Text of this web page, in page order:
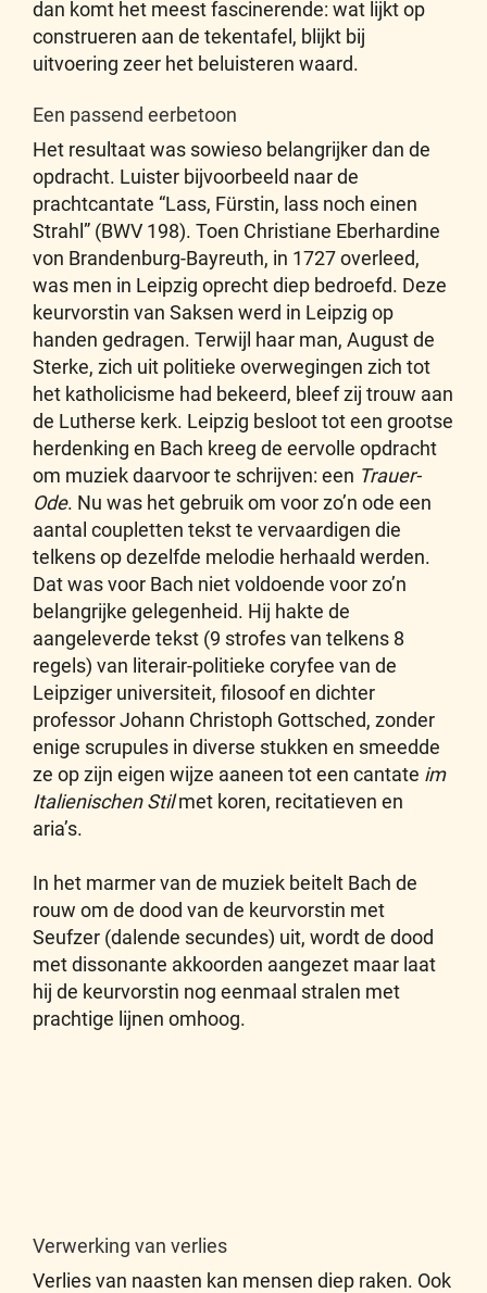
dan komt het meest fascinerende: wat lijkt op
construeren aan de tekentafel, blijkt bij
uitvoering zeer het beluisteren waard.
Een passend eerbetoon
Het resultaat was sowieso belangrijker dan de
opdracht. Luister bijvoorbeeld naar de
prachtcantate “Lass, Fürstin, lass noch einen
Strahl” (BWV 198). Toen Christiane Eberhardine
von Brandenburg-Bayreuth, in 1727 overleed,
was men in Leipzig oprecht diep bedroefd. Deze
keurvorstin van Saksen werd in Leipzig op
handen gedragen. Terwijl haar man, August de
Sterke, zich uit politieke overwegingen zich tot
het katholicisme had bekeerd, bleef zij trouw aan
de Lutherse kerk. Leipzig besloot tot een grootse
herdenking en Bach kreeg de eervolle opdracht
om muziek daarvoor te schrijven: een Trauer-
Ode. Nu was het gebruik om voor zo’n ode een
aantal coupletten tekst te vervaardigen die
telkens op dezelfde melodie herhaald werden.
Dat was voor Bach niet voldoende voor zo’n
belangrijke gelegenheid. Hij hakte de
aangeleverde tekst (9 strofes van telkens 8
regels) van literair-politieke coryfee van de
Leipziger universiteit, filosoof en dichter
professor Johann Christoph Gottsched, zonder
enige scrupules in diverse stukken en smeedde
ze op zijn eigen wijze aaneen tot een cantate im
Italienischen Stilmet koren, recitatieven en
aria’s.
In het marmer van de muziek beitelt Bach de
rouw om de dood van de keurvorstin met
Seufzer (dalende secundes) uit, wordt de dood
met dissonante akkoorden aangezet maar laat
hij de keurvorstin nog eenmaal stralen met
prachtige lijnen omhoog.
Verwerking van verlies
Verlies van naasten kan mensen diep raken. Ook